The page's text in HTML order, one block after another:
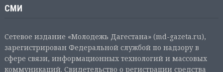
СМИ
Сетевое издание «Молодежь Дагестана» (md-gazeta.ru),
зарегистрирован Федеральной службой по надзору в
сфере связи, информационных технологий и массовых
коммуникаций. Свидетельство о регистрации средства